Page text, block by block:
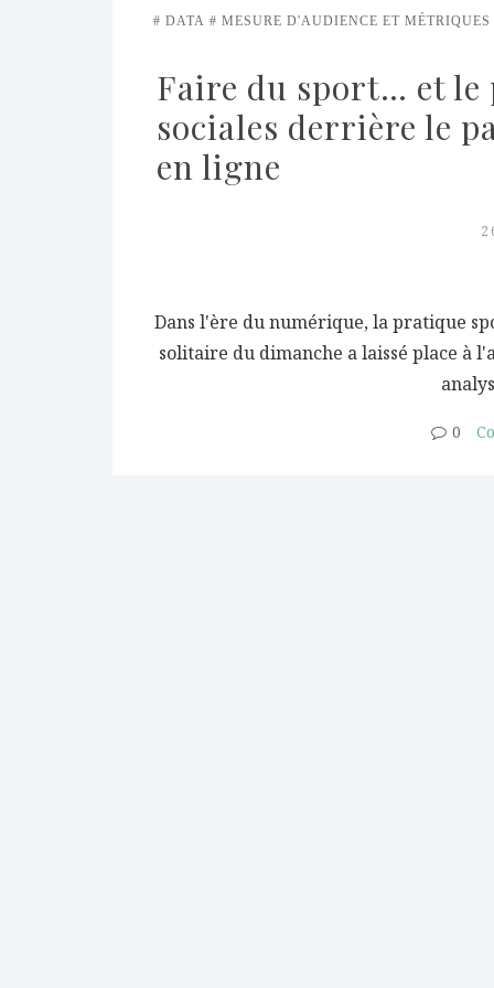
DATA MESURE D'AUDIENCE ET
Faire du sport… et le
sociales derrière le
en ligne
Dans l'ère du numérique, la pratique
solitaire du dimanche a laissé place à
0